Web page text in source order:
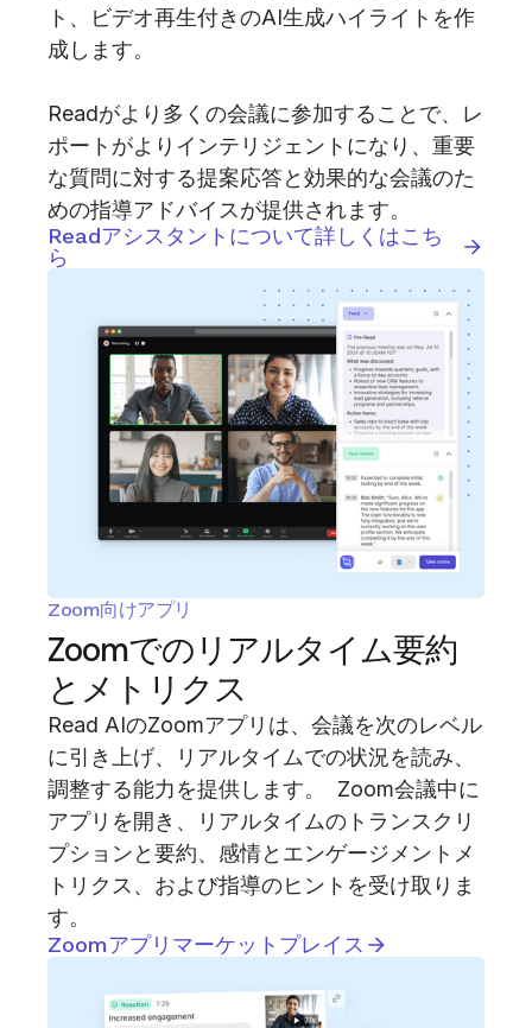
ト、ビデオ再生付きのAI生成ハイライトを作
成します。
Readがより多くの会議に参加することで、レ
ポートがよりインテリジェントになり、重要
な質問に対する提案応答と効果的な会議のた
めの指導アドバイスが提供されます。
Readアシスタントについて詳しくはこち
ら
Zoom向けアプリ
Zoomでのリアルタイム要約
とメトリクス
Read AIのZoomアプリは、会議を次のレベル
に引き上げ、リアルタイムでの状況を読み、
調整する能力を提供します。 Zoom会議中に
アプリを開き、リアルタイムのトランスクリ
プションと要約、感情とエンゲージメントメ
トリクス、および指導のヒントを受け取りま
す。
Zoomアプリマーケットプレイス